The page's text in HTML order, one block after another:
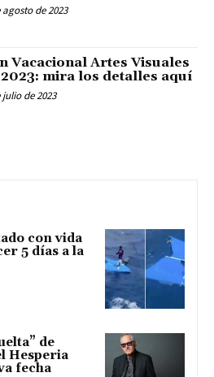
agosto de 2023
Vacacional Artes Visuales
2023: mira los detalles aquí
julio de 2023
con vida
5 días a la
de
Hesperia
fecha